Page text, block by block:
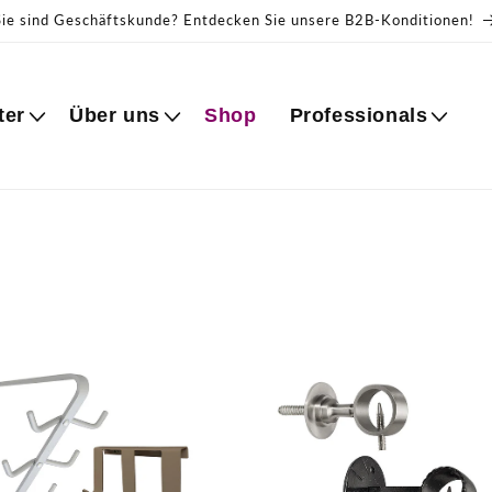
sind Geschäftskunde? Entdecken Sie unsere B2B-Konditionen!
Über uns Shop Professionals